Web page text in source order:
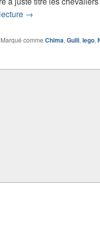
LEGO Nexo
→
Marqué comme Chima, Gulli, lego,